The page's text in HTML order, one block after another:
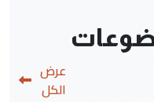
عرض
الكل